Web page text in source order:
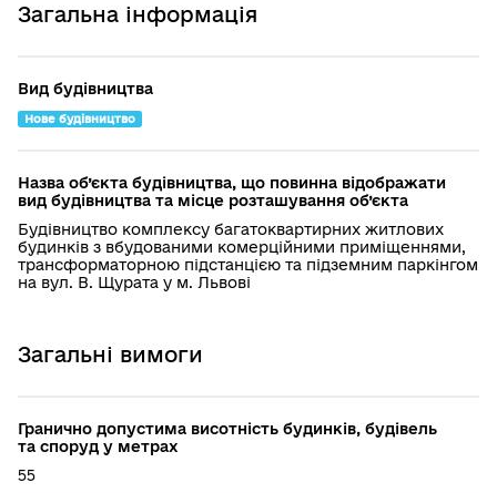
Загальна інформація
Вид будівництва
Нове будівництво
Назва об’єкта будівництва, що повинна відображати
вид будівництва та місце розташування об’єкта
Будівництво комплексу багатоквартирних житлових
будинків з вбудованими комерційними приміщеннями,
трансформаторною підстанцією та підземним паркінгом
на вул. В. Щурата у м. Львові
Загальні вимоги
Гранично допустима висотність будинків, будівель
та споруд у метрах
55